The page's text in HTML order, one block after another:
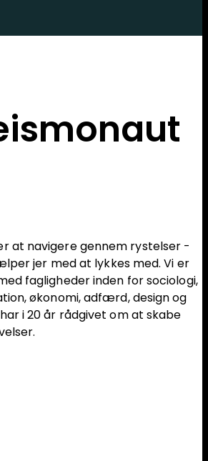
at navigere gennem rystelser -
jer med at lykkes med. Vi er
fagligheder inden for sociologi,
økonomi, adfærd, design og
i 20 år rådgivet om at skabe